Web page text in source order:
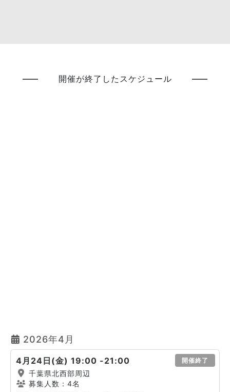
開催が終了したスケジュール
2026年4月
4月24日(金) 19:00 -21:00 開催終了
千葉県北西部周辺
募集人数：4名